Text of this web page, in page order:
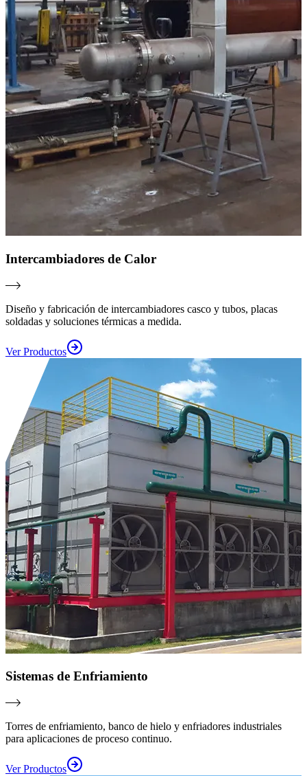
Intercambiadores de Calor
Diseño y fabricación de intercambiadores casco y tubos, placas
soldadas y soluciones térmicas a medida.
Ver Productos
Sistemas de Enfriamiento
Torres de enfriamiento, banco de hielo y enfriadores industriales
para aplicaciones de proceso continuo.
Ver Productos